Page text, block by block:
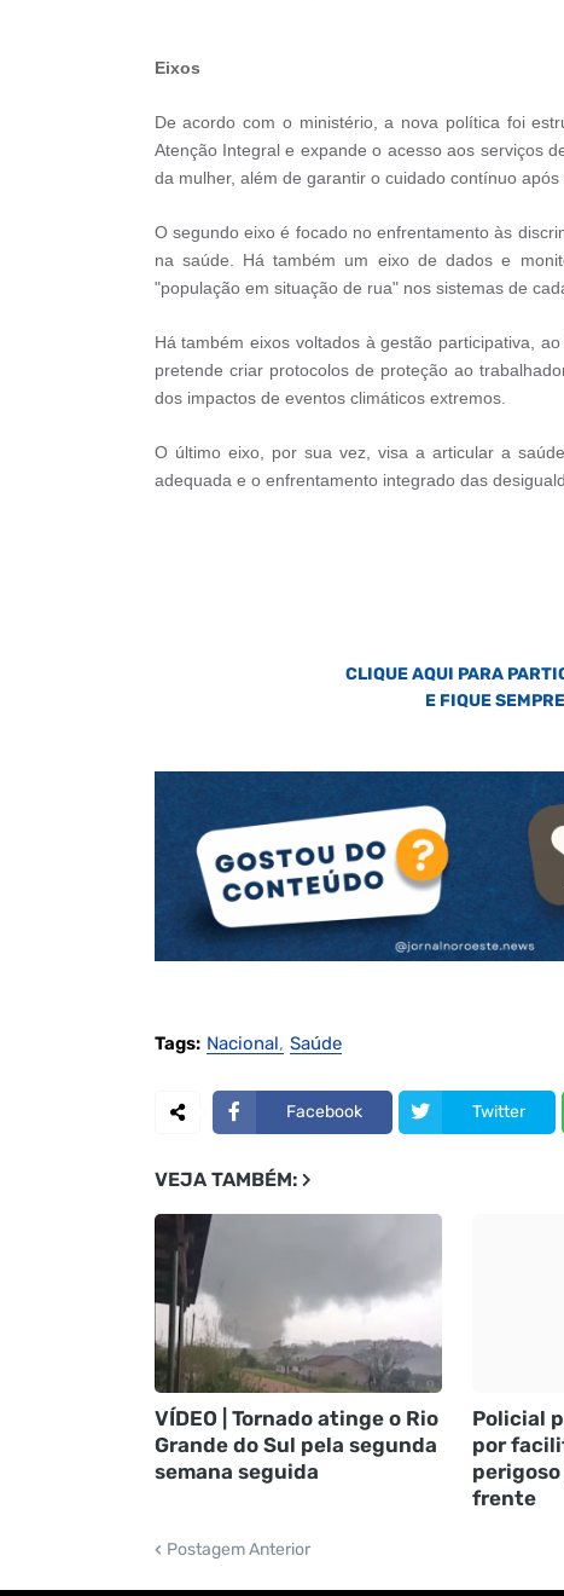
Eixos
De acordo com o ministério, a nova política foi
Atenção Integral e expande o acesso aos serviços
da mulher, além de garantir o cuidado contínuo após
O segundo eixo é focado no enfrentamento às
na saúde. Há também um eixo de dados e
"população em situação de rua" nos sistemas de
Há também eixos voltados à gestão participativa,
pretende criar protocolos de proteção ao
dos impactos de eventos climáticos extremos.
O último eixo, por sua vez, visa a articular a
adequada e o enfrentamento integrado das
CLIQUE AQUI PARA
E FIQUE
Tags: Nacional Saúde
Facebook Twitter
VEJA TAMBÉM:
VÍDEO | Tornado atinge o Rio
Grande do Sul pela segunda
semana seguida
Policial
por
frente
Postagem Anterior